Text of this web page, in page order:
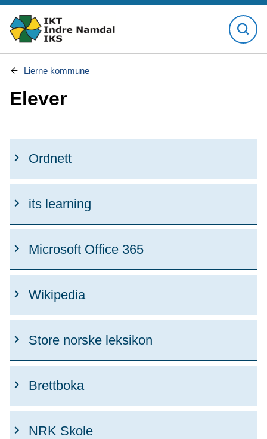
D
e
Lierne kommune
Elever
Ordnett
its learning
Microsoft Office 365
Wikipedia
Store norske leksikon
Brettboka
NRK Skole